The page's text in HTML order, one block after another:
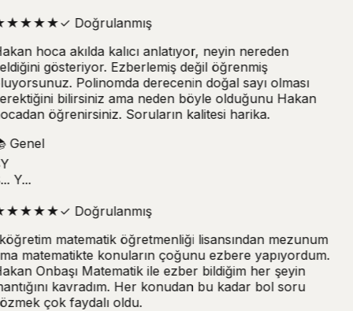
★★★★✓Doğrulanmış
hoca akılda kalıcı anlatıyor, neyin nereden
gösteriyor. Ezberlemiş değil öğrenmiş
Polinomda derecenin doğal sayı olması
bilirsiniz ama neden böyle olduğunu Hakan
öğrenirsiniz. Soruların kalitesi harika.
Genel
Y...
★★★★✓Doğrulanmış
matematik öğretmenliği lisansından mezunum
matematikte konuların çoğunu ezbere yapıyordum.
Onbaşı Matematik ile ezber bildiğim her şeyin
kavradım. Her konudan bu kadar bol soru
çok faydalı oldu.